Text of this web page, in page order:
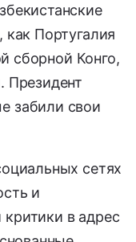
как Португалия
сборной Конго,
Президент
забили свои
сетях
и
в адрес